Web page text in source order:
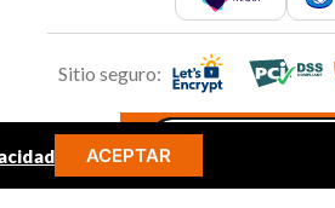
ACEPTAR
Sitio seguro: